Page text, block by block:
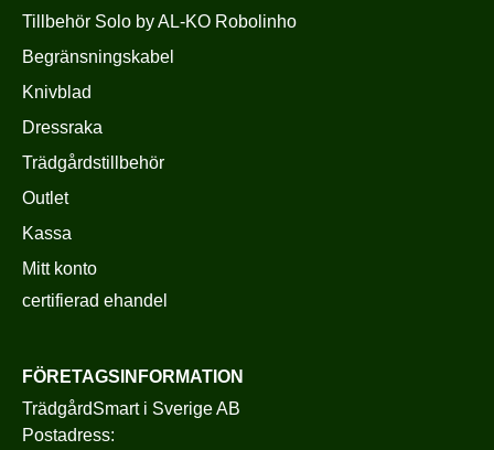
Tillbehör Solo by AL-KO Robolinho
Begränsningskabel
Knivblad
Dressraka
Trädgårdstillbehör
Outlet
Kassa
Mitt konto
certifierad ehandel
FÖRETAGSINFORMATION
TrädgårdSmart i Sverige AB
Postadress: